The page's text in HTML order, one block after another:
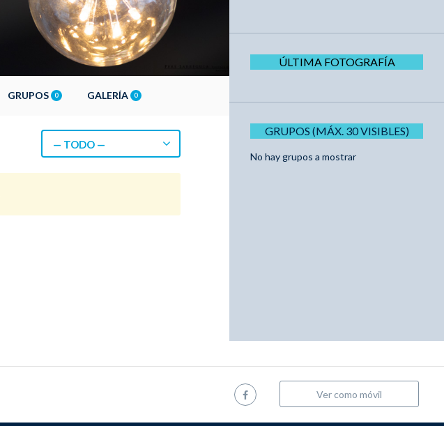
GRUPOS 0 GALERÍA 0
— TODO —
ÚLTIMA FOTOGRAFÍA
GRUPOS (MÁX. 30 VISIBLES)
No hay grupos a mostrar